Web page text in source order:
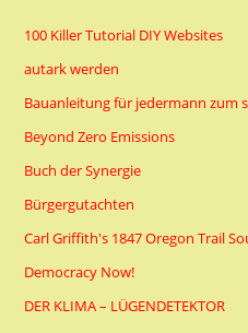
100 Killer Tutorial DIY Websites
autark werden
Bauanleitung für jedermann zum
Beyond Zero Emissions
Buch der Synergie
Bürgergutachten
Carl Griffith's 1847 Oregon Trail
Democracy Now!
DER KLIMA – LÜGENDETEKTOR